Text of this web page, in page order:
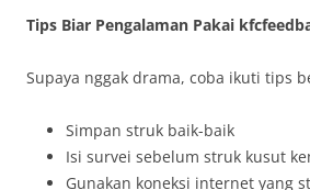
Tips Biar Pengalaman Pakai
Supaya nggak drama, coba ikuti tips
Simpan struk baik-baik
Isi survei sebelum struk kusut
Gunakan koneksi internet yang